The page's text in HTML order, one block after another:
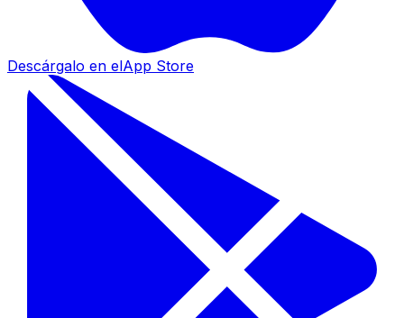
Descárgalo en elApp Store